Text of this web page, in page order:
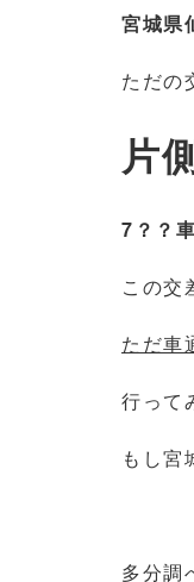
宮城県
ただの
片
7？？
この交
ただ車
行って
もし宮
多分調